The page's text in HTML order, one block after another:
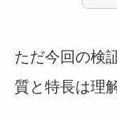
ただ今回の検
質と特長は理